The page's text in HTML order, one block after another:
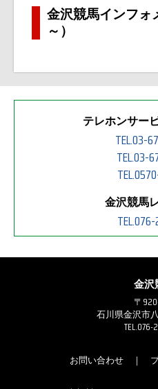
金沢競馬インフォ
～）
テレホンサー
TEL.03-
TEL.03-
金沢競馬
金沢
〒
石川県金沢市
TEL.076-
お問い合わせ｜